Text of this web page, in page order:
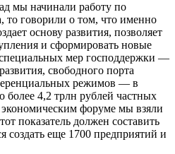
мы начинали работу по
то говорили о том, что именно
основу развития, позволяет
и сформировать новые
мер господдержки —
свободного порта
режимов — в
4,2 трлн рублей частных
форуме мы взяли
показатель должен составить
создать еще 1700 предприятий и